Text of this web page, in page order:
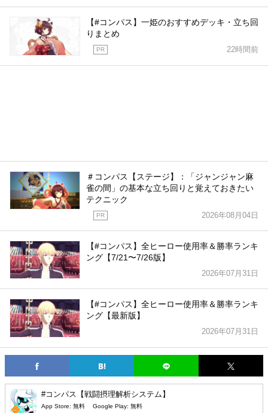
【#コンパス】一姫のおすすめデッキ・立ち回
りまとめ
22時間前
PR
＃コンパス【ステージ】：「ジャンジャン麻
雀の間」の基本な立ち回りと覚えておきたい
テクニック
2026年08月04日
PR
【#コンパス】全ヒーロー使用率＆勝率ランキ
ング【7/21〜7/26版】
2026年07月31日
【#コンパス】全ヒーロー使用率＆勝率ランキ
ング【最新版】
2026年07月31日
#コンパス【戦闘摂理解析システム】
App Store: 無料 Google Play: 無料